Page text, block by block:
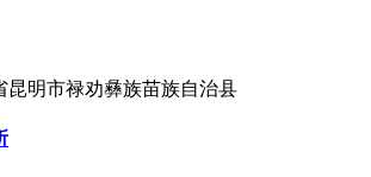
昆明市禄劝彝族苗族自治县